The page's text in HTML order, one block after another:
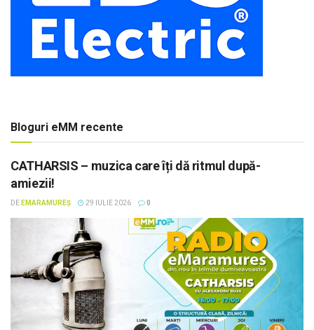
Bloguri eMM recente
CATHARSIS – muzica care îți dă ritmul după-
amiezii!
DE EMARAMUREȘ 29 IULIE 2026 0